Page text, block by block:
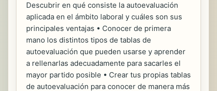
Descubrir en qué consiste la autoevaluación
aplicada en el ámbito laboral y cuáles son sus
principales ventajas • Conocer de primera
mano los distintos tipos de tablas de
autoevaluación que pueden usarse y aprender
a rellenarlas adecuadamente para sacarles el
mayor partido posible • Crear tus propias tablas
de autoevaluación para conocer de manera más